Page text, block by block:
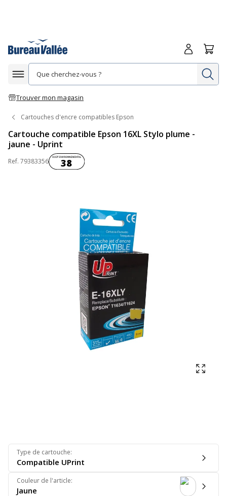
Afficher la navigation
Trouver mon magasin
Me
Cartouches d'encre compatibles Epson
Cartouche compatible Epson 16XL Stylo plume -
jaune - Uprint
Ref. 79383356Coût environnemental :
38
Type de cartouche:
Compatible UPrint
Couleur de l'article:
Jaune